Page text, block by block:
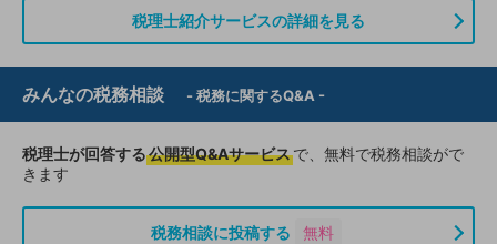
税理士紹介サービスの詳細を見る
みんなの税務相談 - 税務に関するQ&A -
税理士が回答する公開型Q&Aサービスで、無料で税務相談がで
きます
税務相談に投稿する 無料